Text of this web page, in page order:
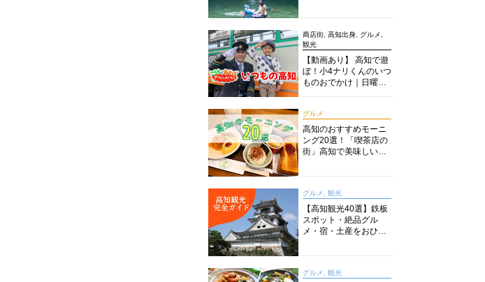
商店街, 高知出身, グルメ,
観光
【動画あり】 高知で遊
ぼ！小4ナリくんのいつ
ものおでかけ｜日曜市
グルメ
高知のおすすめモーニ
ング20選！「喫茶店の
街」高知で美味しい喫
グルメ, 観光
【高知観光40選】鉄板
スポット・絶品グル
メ・宿・土産をおひと
グルメ, 観光